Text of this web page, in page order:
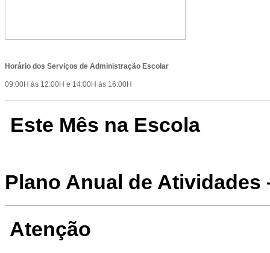
Horário dos Serviços de Administração Escolar
09:00H às 12:00H e 14:00H às 16:00H
Este Mês na Escola
Plano Anual de Atividades
Atenção